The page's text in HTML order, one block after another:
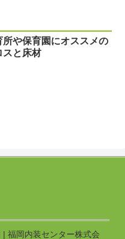
所や保育園にオススメの
スと床材
福岡内装センター株式会